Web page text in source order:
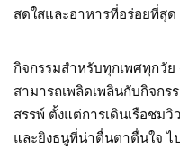
สดใสและอาหารที่อร่อยที่สุด
กิจกรรมสำหรับทุกเพศทุกวั
สามารถเพลิดเพลินกับกิจกร
สรรพ์ ตั้งแต่การเดินเรือชม
และยิงธนูที่น่าตื่นตาตื่นใจ ไ